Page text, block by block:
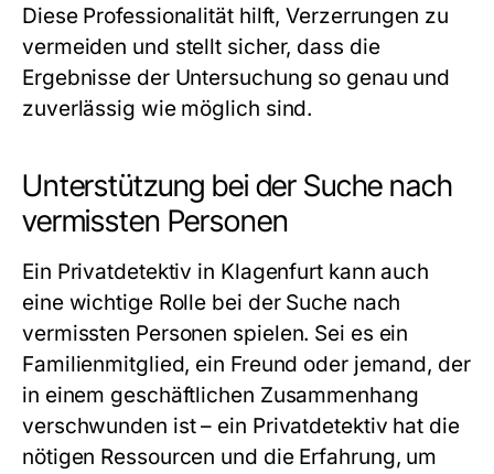
Diese Professionalität hilft, Verzerrungen zu
vermeiden und stellt sicher, dass die
Ergebnisse der Untersuchung so genau und
zuverlässig wie möglich sind.
Unterstützung bei der Suche nach
vermissten Personen
Ein Privatdetektiv in Klagenfurt kann auch
eine wichtige Rolle bei der Suche nach
vermissten Personen spielen. Sei es ein
Familienmitglied, ein Freund oder jemand, der
in einem geschäftlichen Zusammenhang
verschwunden ist – ein Privatdetektiv hat die
nötigen Ressourcen und die Erfahrung, um